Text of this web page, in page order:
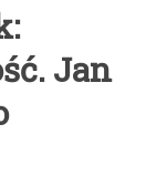
Jan